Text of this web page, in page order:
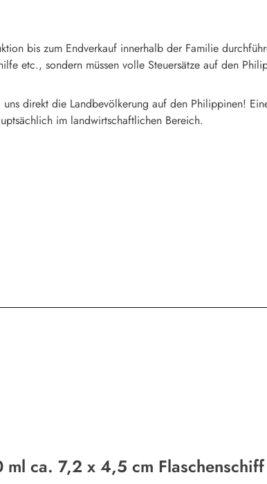
bis zum Endverkauf innerhalb der Familie
etc., sondern müssen volle Steuersätze auf den
direkt die Landbevölkerung auf den Philippinen!
im landwirtschaftlichen Bereich.
ca. 7,2 x 4,5 cm Flaschenschiff